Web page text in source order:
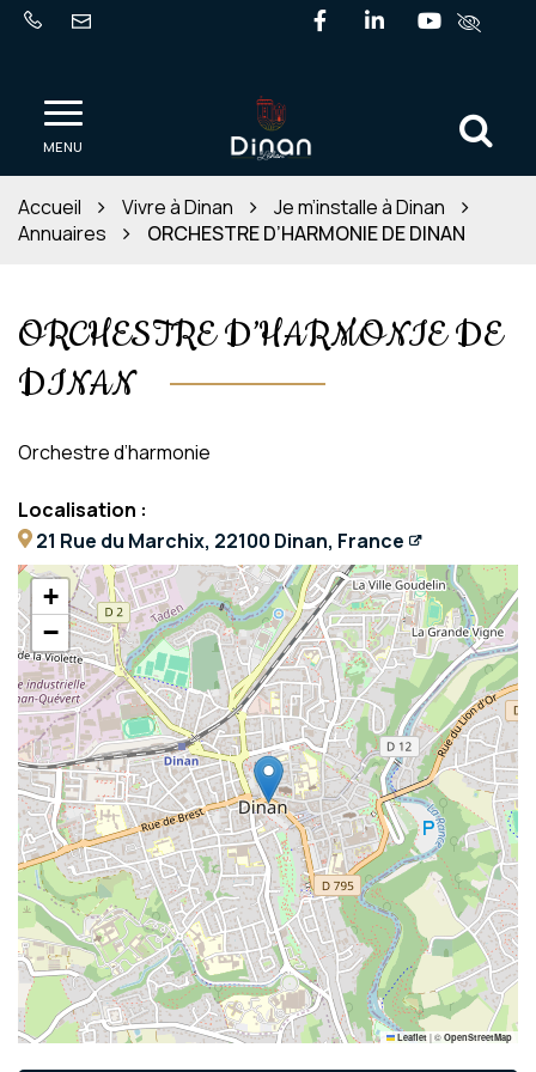
Gestion des traceurs Lien vers le compte
Lien vers leLien vers
MENU Ville de Dinan
Accueil Vivre à Dinan
Je m’installe à Dinan
Annuaires
ORCHESTRE D’HARMONIE DE DINAN
ORCHESTRE D’HARMONIE DE
DINAN
Orchestre d’harmonie
Localisation :
21 Rue du Marchix, 22100 Dinan, France
+
−
Leaflet |© OpenStreetMap